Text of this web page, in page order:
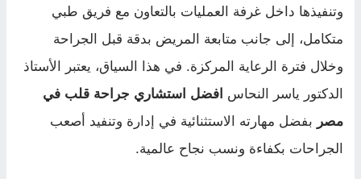
وتنفيذها داخل غرفة العمليات بالتعاون مع فريق طبي
متكامل، إلى جانب متابعة المريض بدقة قبل الجراحة
وخلال فترة الرعاية المركزة. في هذا السياق، يعتبر الأستاذ
الدكتور ياسر النحاس افضل استشاري جراحة قلب في
مصر بفضل مهارته الاستثنائية في إدارة وتنفيد أصعب
الجراحات بكفاءة ونسب نجاح عالمية.